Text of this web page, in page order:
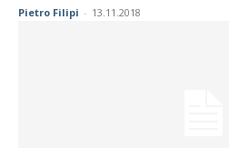
Pietro Filipi - 13.11.2018